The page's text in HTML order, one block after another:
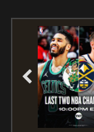
エスト映画祭のオ
飾り、3月25日より